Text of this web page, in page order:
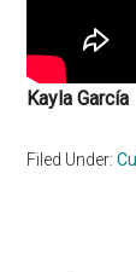
Kayla García
Filed Under: